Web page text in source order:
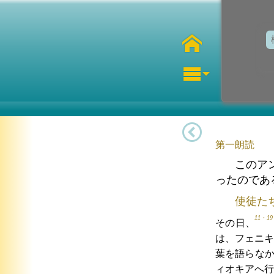
第一朗読
このア
ったのであ
使徒た
その日、
11・19
は、フェニ
葉を語らな
ィオキアへ